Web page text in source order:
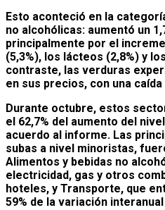
Esto aconteció en la
no alcohólicas: aumentó un
principalmente por el
(5,3%), los lácteos (2,8%) y
contraste, las verduras
en sus precios, con una caída
Durante octubre, estos
el 62,7% del aumento del
acuerdo al informe. Las
subas a nivel minoristas,
Alimentos y bebidas no
electricidad, gas y otros
hoteles, y Transporte, que
59% de la variación